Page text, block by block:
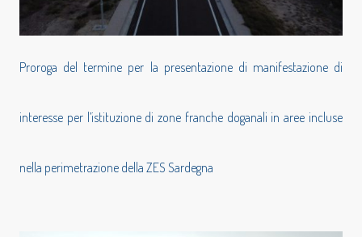
Proroga del termine per la presentazione di manifestazione di
interesse per l’istituzione di zone franche doganali in aree incluse
nella perimetrazione della ZES Sardegna